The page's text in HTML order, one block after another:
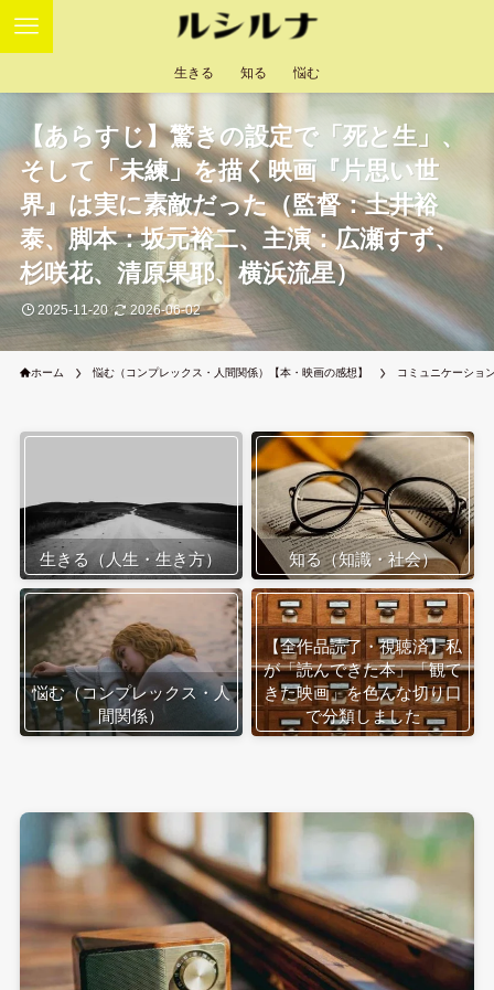
生きる 知る 悩む
【あらすじ】驚きの設定で「死と生」、
そして「未練」を描く映画『片思い世
界』は実に素敵だった（監督：土井裕
泰、脚本：坂元裕二、主演：広瀬すず、
杉咲花、清原果耶、横浜流星）
2025-11-20 2026-06-02
ホーム 悩む（コンプレックス・人間関係）【本・映画の感想】 コミュニケーショ
生きる（人生・生き方） 知る（知識・社会）
悩む（コンプレックス・人
間関係）
【全作品読了・視聴済】私
が「読んできた本」「観て
きた映画」を色んな切り口
で分類しました